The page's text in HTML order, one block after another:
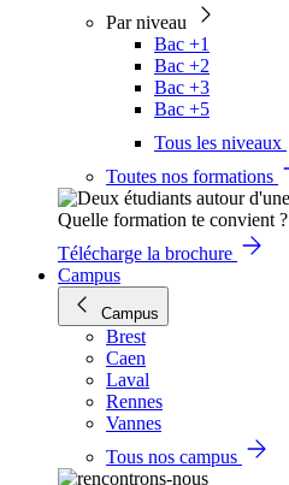
Par niveau
Bac +1
Bac +2
Bac +3
Bac +5
Tous les niveaux
Toutes nos formations
Quelle formation te convient ?
Télécharge la brochure
Campus
Campus
Brest
Caen
Laval
Rennes
Vannes
Tous nos campus